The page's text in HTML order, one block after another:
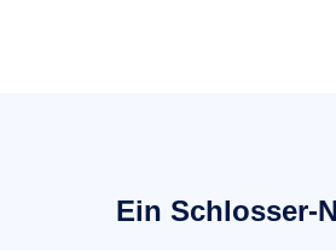
Ein Schlosser-